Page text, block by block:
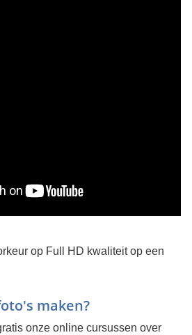
op Full HD kwaliteit op een
maken?
onze online cursussen over